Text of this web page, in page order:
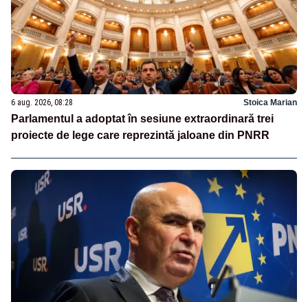
6 aug. 2026, 08:28 Stoica Marian
Parlamentul a adoptat în sesiune extraordinară trei
proiecte de lege care reprezintă jaloane din PNRR